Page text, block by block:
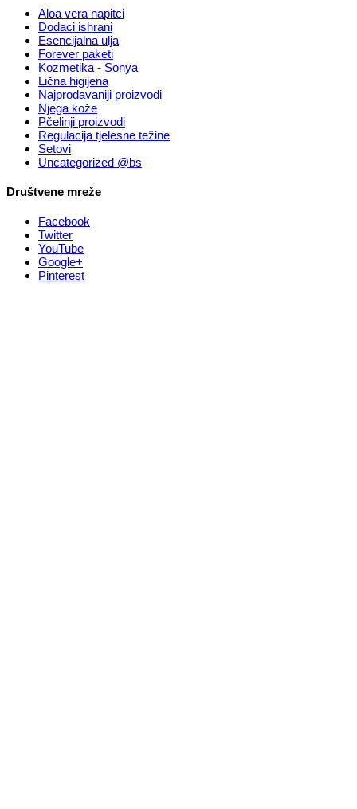
Aloa vera napitci
Dodaci ishrani
Esencijalna ulja
Forever paketi
Kozmetika - Sonya
Lična higijena
Najprodavaniji proizvodi
Njega kože
Pčelinji proizvodi
Regulacija tjelesne težine
Setovi
Uncategorized @bs
Društvene mreže
Facebook
Twitter
YouTube
Google+
Pinterest